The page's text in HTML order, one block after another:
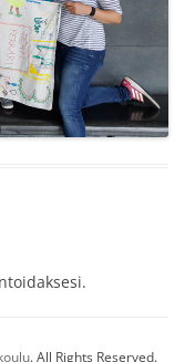
. All Rights Reserved.